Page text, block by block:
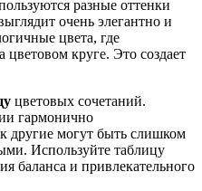
разные оттенки
очень элегантно и
цвета, где
круге. Это создает
цветовых сочетаний.
гармонично
другие могут быть слишком
Используйте таблицу
баланса и привлекательного